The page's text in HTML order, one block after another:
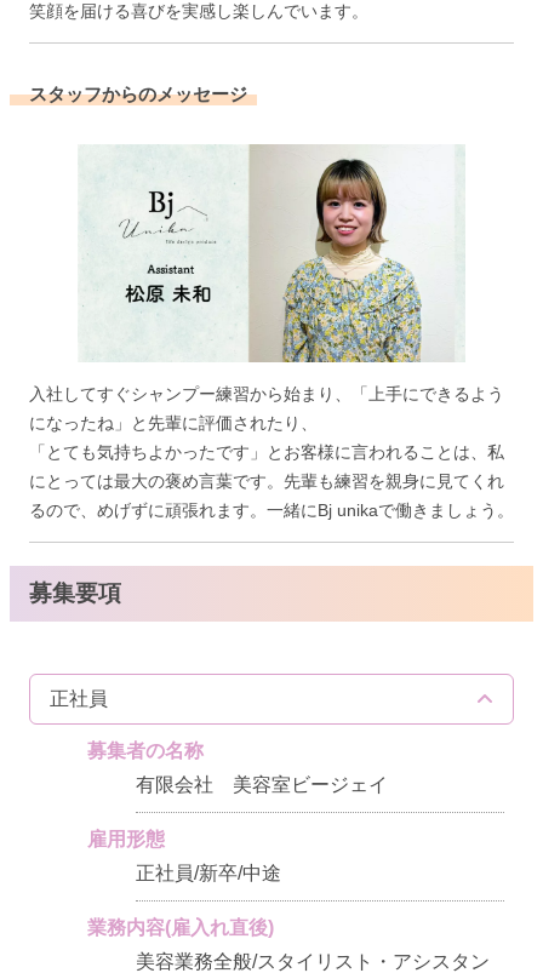
笑顔を届ける喜びを実感し楽しんでいます。
スタッフからのメッセージ
入社してすぐシャンプー練習から始まり、「上手にできるよう
になったね」と先輩に評価されたり、
「とても気持ちよかったです」とお客様に言われることは、私
にとっては最大の褒め言葉です。先輩も練習を親身に見てくれ
るので、めげずに頑張れます。一緒にBj unikaで働きましょう。
募集要項
正社員
募集者の名称
有限会社 美容室ビージェイ
雇用形態
正社員/新卒/中途
業務内容(雇入れ直後)
美容業務全般/スタイリスト・アシスタン